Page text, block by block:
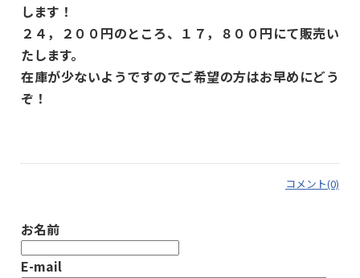
します！
２４，２００円のところ、１７，８００円にて販売い
たします。
在庫が少ないようですのでご希望の方はお早めにどう
ぞ！
コメント(0)
お名前
E-mail